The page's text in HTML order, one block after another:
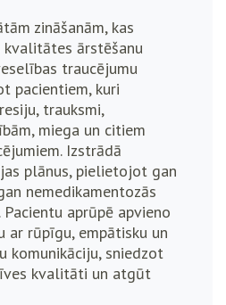
zināšanām, kas
ārstēšanu
traucējumu
pacientiem, kuri
trauksmi,
miega un citiem
Izstrādā
plānus, pielietojot gan
nemedikamentozās
aprūpē apvieno
ar rūpīgu, empātisku un
komunikāciju, sniedzot
kvalitāti un atgūt